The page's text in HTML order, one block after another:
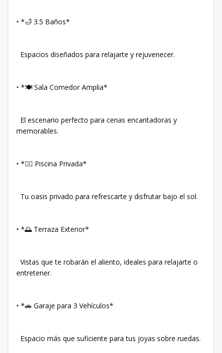
•⁠ ⁠*🛁 3.5 Baños*
Espacios diseñados para relajarte y rejuvenecer.
•⁠ ⁠*🍽️ Sala Comedor Amplia*
El escenario perfecto para cenas encantadoras y
memorables.
•⁠ ⁠*🏊‍♂️ Piscina Privada*
Tu oasis privado para refrescarte y disfrutar bajo el sol.
•⁠ ⁠*🌅 Terraza Exterior*
Vistas que te robarán el aliento, ideales para relajarte o
entretener.
•⁠ ⁠*🚗 Garaje para 3 Vehículos*
Espacio más que suficiente para tus joyas sobre ruedas.